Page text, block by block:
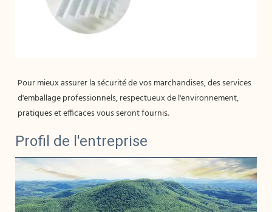
Pour mieux assurer la sécurité de vos marchandises, des services
d'emballage professionnels, respectueux de l'environnement,
Profil de l'entreprise